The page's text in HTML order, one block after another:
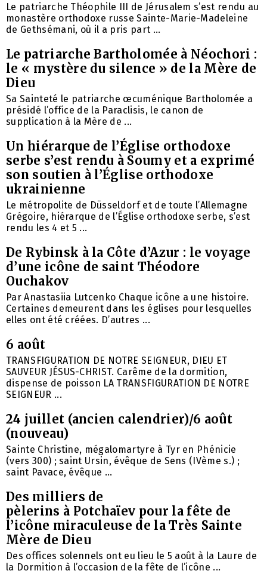
Le patriarche Théophile III de Jérusalem s’est rendu au
monastère orthodoxe russe Sainte-Marie-Madeleine
de Gethsémani, où il a pris part ...
Le patriarche Bartholomée à Néochori :
le « mystère du silence » de la Mère de
Dieu
Sa Sainteté le patriarche œcuménique Bartholomée a
présidé l’office de la Paraclisis, le canon de
supplication à la Mère de ...
Un hiérarque de l’Église orthodoxe
serbe s’est rendu à Soumy et a exprimé
son soutien à l’Église orthodoxe
ukrainienne
Le métropolite de Düsseldorf et de toute l’Allemagne
Grégoire, hiérarque de l’Église orthodoxe serbe, s’est
rendu les 4 et 5 ...
De Rybinsk à la Côte d’Azur : le voyage
d’une icône de saint Théodore
Ouchakov
Par Anastasiia Lutcenko Chaque icône a une histoire.
Certaines demeurent dans les églises pour lesquelles
elles ont été créées. D’autres ...
6 août
TRANSFIGURATION DE NOTRE SEIGNEUR, DIEU ET
SAUVEUR JÉSUS-CHRIST. Carême de la dormition,
dispense de poisson LA TRANSFIGURATION DE NOTRE
SEIGNEUR ...
24 juillet (ancien calendrier)/6 août
(nouveau)
Sainte Christine, mégalomartyre à Tyr en Phénicie
(vers 300) ; saint Ursin, évêque de Sens (IVème s.) ;
saint Pavace, évêque ...
Des milliers de
pèlerins à Potchaïev pour la fête de
l’icône miraculeuse de la Très Sainte
Mère de Dieu
Des offices solennels ont eu lieu le 5 août à la Laure de
la Dormition à l’occasion de la fête de l’icône ...